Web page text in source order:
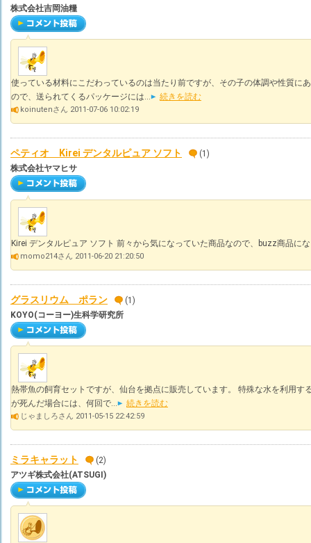
株式会社吉岡油糧
使っている材料にこだわっているのは当たり前ですが、その子の体調や性質に
ので、送られてくるパッケージには...
続きを読む
koinutenさん 2011-07-06 10:02:19
ペティオ Kirei デンタルピュア ソフト
(1)
株式会社ヤマヒサ
Kirei デンタルピュア ソフト 前々から気になっていた商品なので、buzz商品に
momo214さん 2011-06-20 21:20:50
グラスリウム ポラン
(1)
KOYO(コーヨー)生科学研究所
熱帯魚の飼育セットですが、仙台を拠点に販売しています。 特殊な水を利用す
が死んだ場合には、何回で...
続きを読む
じゃましろさん 2011-05-15 22:42:59
ミラキャラット
(2)
アツギ株式会社(ATSUGI)